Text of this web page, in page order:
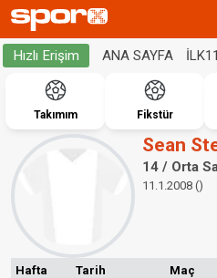
Hızlı Erişim ANA SAYFA
Takımım Fikstür
Sean
14 / Orta
11.1.2008 ()
Hafta Tarih Maç